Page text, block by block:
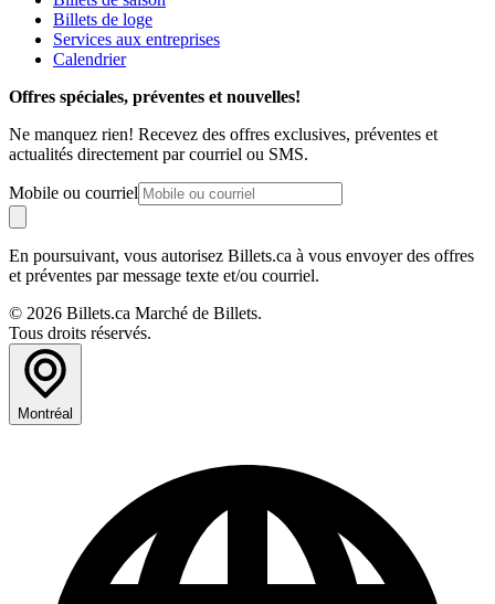
Billets de loge
Services aux entreprises
Calendrier
Offres spéciales, préventes et nouvelles!
Ne manquez rien! Recevez des offres exclusives, préventes et
actualités directement par courriel ou SMS.
Mobile ou courriel
En poursuivant, vous autorisez Billets.ca à vous envoyer des offres
et préventes par message texte et/ou courriel.
© 2026 Billets.ca Marché de Billets.
Tous droits réservés.
Montréal